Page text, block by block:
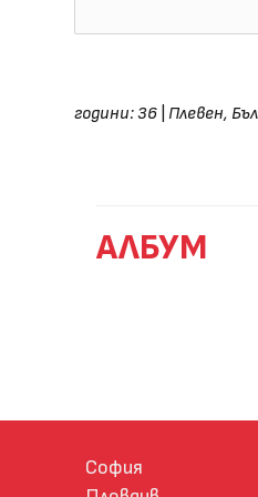
години: 36 Плевен,
АЛБУМ
София